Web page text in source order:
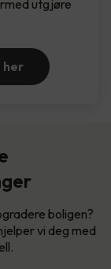
utgjøre
her
boligen?
vi deg med